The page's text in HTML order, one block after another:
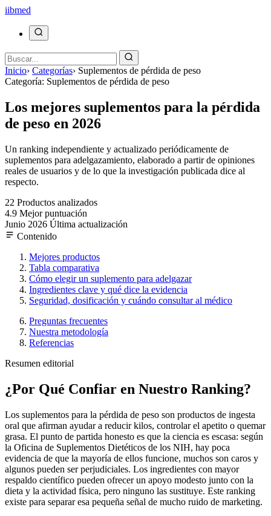
iibmed
Inicio› Categorías› Suplementos de pérdida de peso
Categoría: Suplementos de pérdida de peso
Los mejores suplementos para la pérdida
de peso en 2026
Un ranking independiente y actualizado periódicamente de
suplementos para adelgazamiento, elaborado a partir de opiniones
reales de usuarios y de lo que la investigación publicada dice al
respecto.
22 Productos analizados
4.9 Mejor puntuación
Junio 2026 Última actualización
Contenido
Mejores productos
Tabla comparativa
Cómo elegir un suplemento para adelgazar
Ingredientes clave y qué dice la evidencia
Seguridad, dosificación y cuándo consultar al médico
Preguntas frecuentes
Nuestra metodología
Referencias
Resumen editorial
¿Por Qué Confiar en Nuestro Ranking?
Los suplementos para la pérdida de peso son productos de ingesta
oral que afirman ayudar a reducir kilos, controlar el apetito o quemar
grasa. El punto de partida honesto es que la ciencia es escasa: según
la Oficina de Suplementos Dietéticos de los NIH, hay poca
evidencia de que la mayoría de ellos funcione, muchos son caros y
algunos pueden ser perjudiciales. Los ingredientes con mayor
respaldo científico pueden ofrecer un apoyo modesto junto con la
dieta y la actividad física, pero ninguno las sustituye. Este ranking
existe para separar esa pequeña señal de mucho ruido de marketing.